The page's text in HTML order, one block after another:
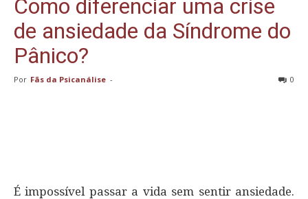
Como diferenciar uma crise
de ansiedade da Síndrome do
Pânico?
Por Fãs da Psicanálise - 0
É impossível passar a vida sem sentir ansiedade.